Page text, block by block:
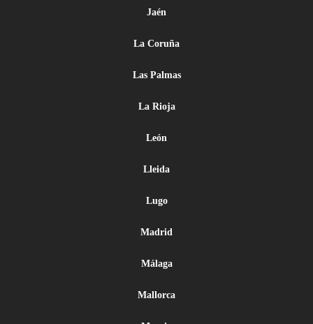
Jaén
La Coruña
Las Palmas
La Rioja
León
Lleida
Lugo
Madrid
Málaga
Mallorca